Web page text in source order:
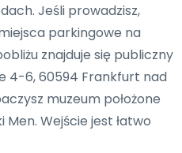
Jeśli prowadzisz,
parkingowe na
znajduje się publiczny
4-6, 60594 Frankfurt nad
muzeum położone
Wejście jest łatwo